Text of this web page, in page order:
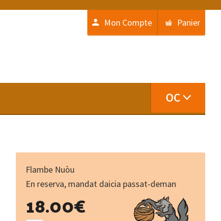
Mon Compte Panier
OC
Flambe Nuòu
En reserva, mandat daicia passat-deman
18.00€
testament
de